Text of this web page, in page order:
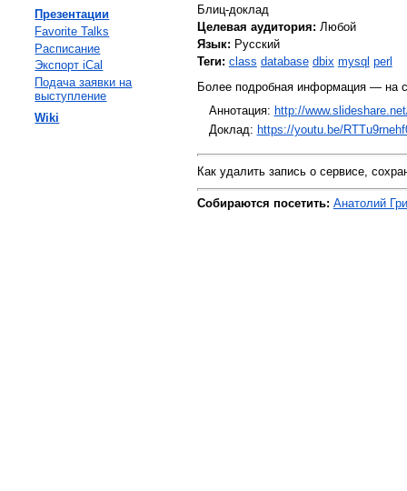
Презентации
Favorite Talks
Расписание
Экспорт iCal
Подача заявки на
выступление
Wiki
Блиц-доклад
Целевая аудитория: Любой
Язык: Русский
Теги: class database dbix mysql perl
Более подробная информация — на
Аннотация: http://
Доклад: https://youtu.be/
Как удалить запись о сервисе,
Собираются посетить: Анатолий